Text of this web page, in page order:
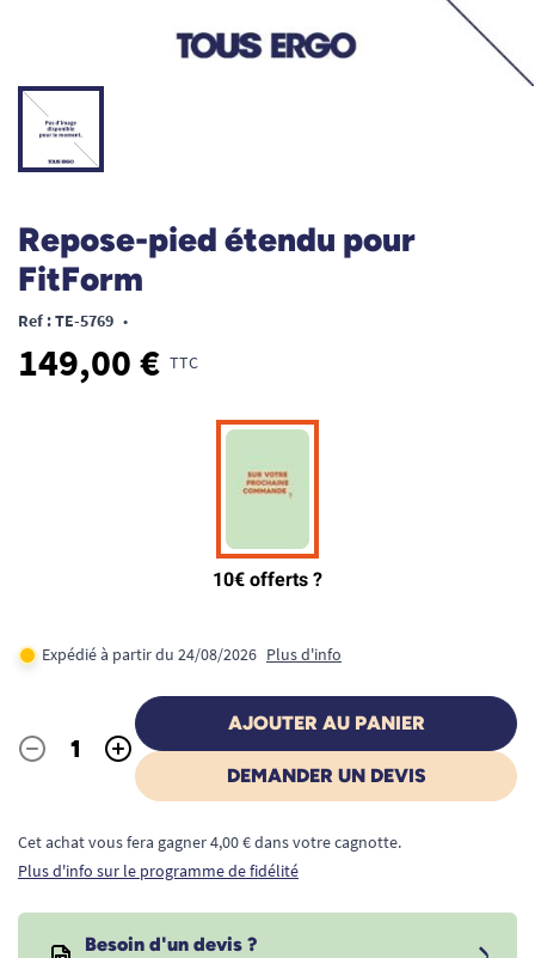
Repose-pied étendu pour
FitForm
Ref : TE-5769 •
149,00 € TTC
Expédié à partir du 24/08/2026 Plus d'info
Quantité
- +
AJOUTER AU PANIER
DEMANDER UN DEVIS
Cet achat vous fera gagner 4,00 € dans votre cagnotte.
Plus d'info sur le programme de fidélité
Besoin d'un devis ?